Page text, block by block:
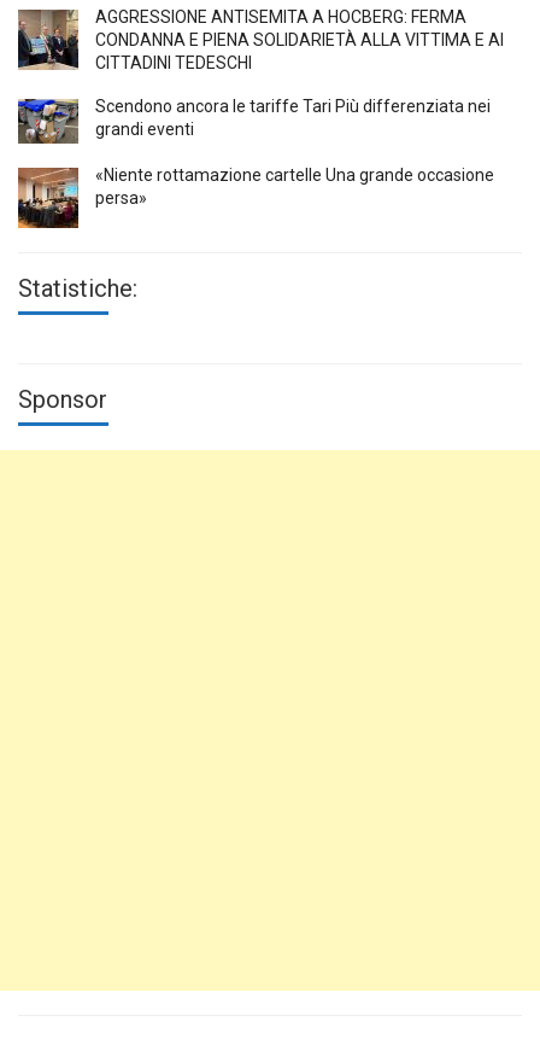
AGGRESSIONE ANTISEMITA A HÖCBERG: FERMA
CONDANNA E PIENA SOLIDARIETÀ ALLA VITTIMA E AI
CITTADINI TEDESCHI
Scendono ancora le tariffe Tari Più differenziata nei
grandi eventi
«Niente rottamazione cartelle Una grande occasione
persa»
Statistiche:
Sponsor